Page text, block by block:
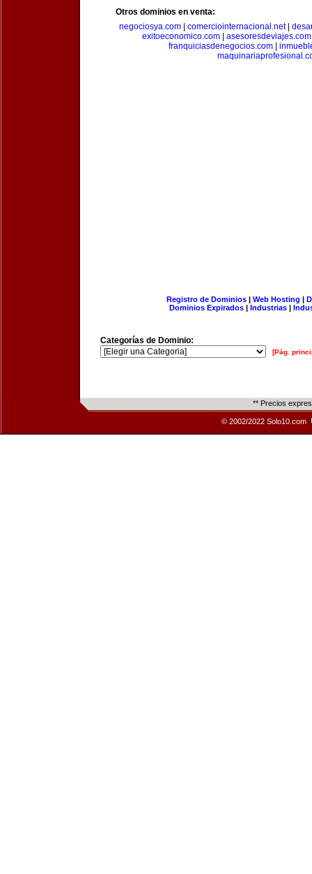
Otros dominios en venta:
negociosya.com
comerciointernacional.net|
exitoeconomico.com| asesoresdeviajes.com
franquiciasdenegocios.com|
Registro de Dominios| Web Hosting |
Dominios Expirados | Industrias |
Categorías de Dominio:
[Pág.
** Precios
© 2002/2022 Solo10.com